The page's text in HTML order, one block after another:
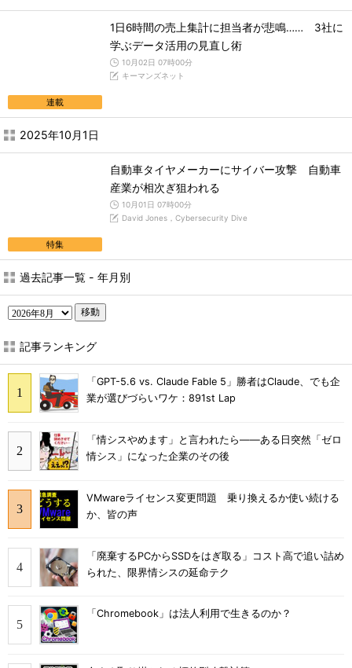
連載
1日6時間の売上集計に担当者が悲鳴…… 3社に
学ぶデータ活用の見直し術
10月02日 07時00分
キーマンズネット
2025年10月1日
特集
自動車タイヤメーカーにサイバー攻撃 自動車
産業が相次ぎ狙われる
10月01日 07時00分
David Jones，Cybersecurity Dive
過去記事一覧 - 年月別
移動
記事ランキング
「GPT-5.6 vs. Claude Fable 5」勝者はClaude、でも企
業が選びづらいワケ：891st Lap
「情シスやめます」と言われたら――ある日突然「ゼロ
情シス」になった企業のその後
VMwareライセンス変更問題 乗り換えるか使い続ける
か、皆の声
「廃棄するPCからSSDをはぎ取る」コスト高で追い詰め
られた、限界情シスの延命テク
「Chromebook」は法人利用で生きるのか？